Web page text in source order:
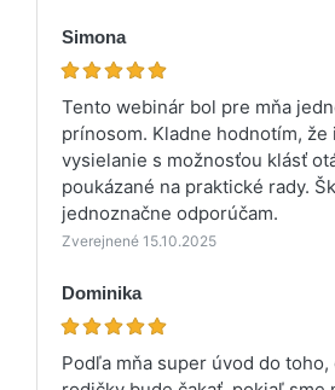
Simona
Tento webinár bol pre mňa
prínosom. Kladne hodnotím, že
vysielanie s možnosťou klásť
poukázané na praktické rady.
jednoznačne odporúčam.
Zverejnené 15.10.2025
Dominika
Podľa mňa super úvod do toho,